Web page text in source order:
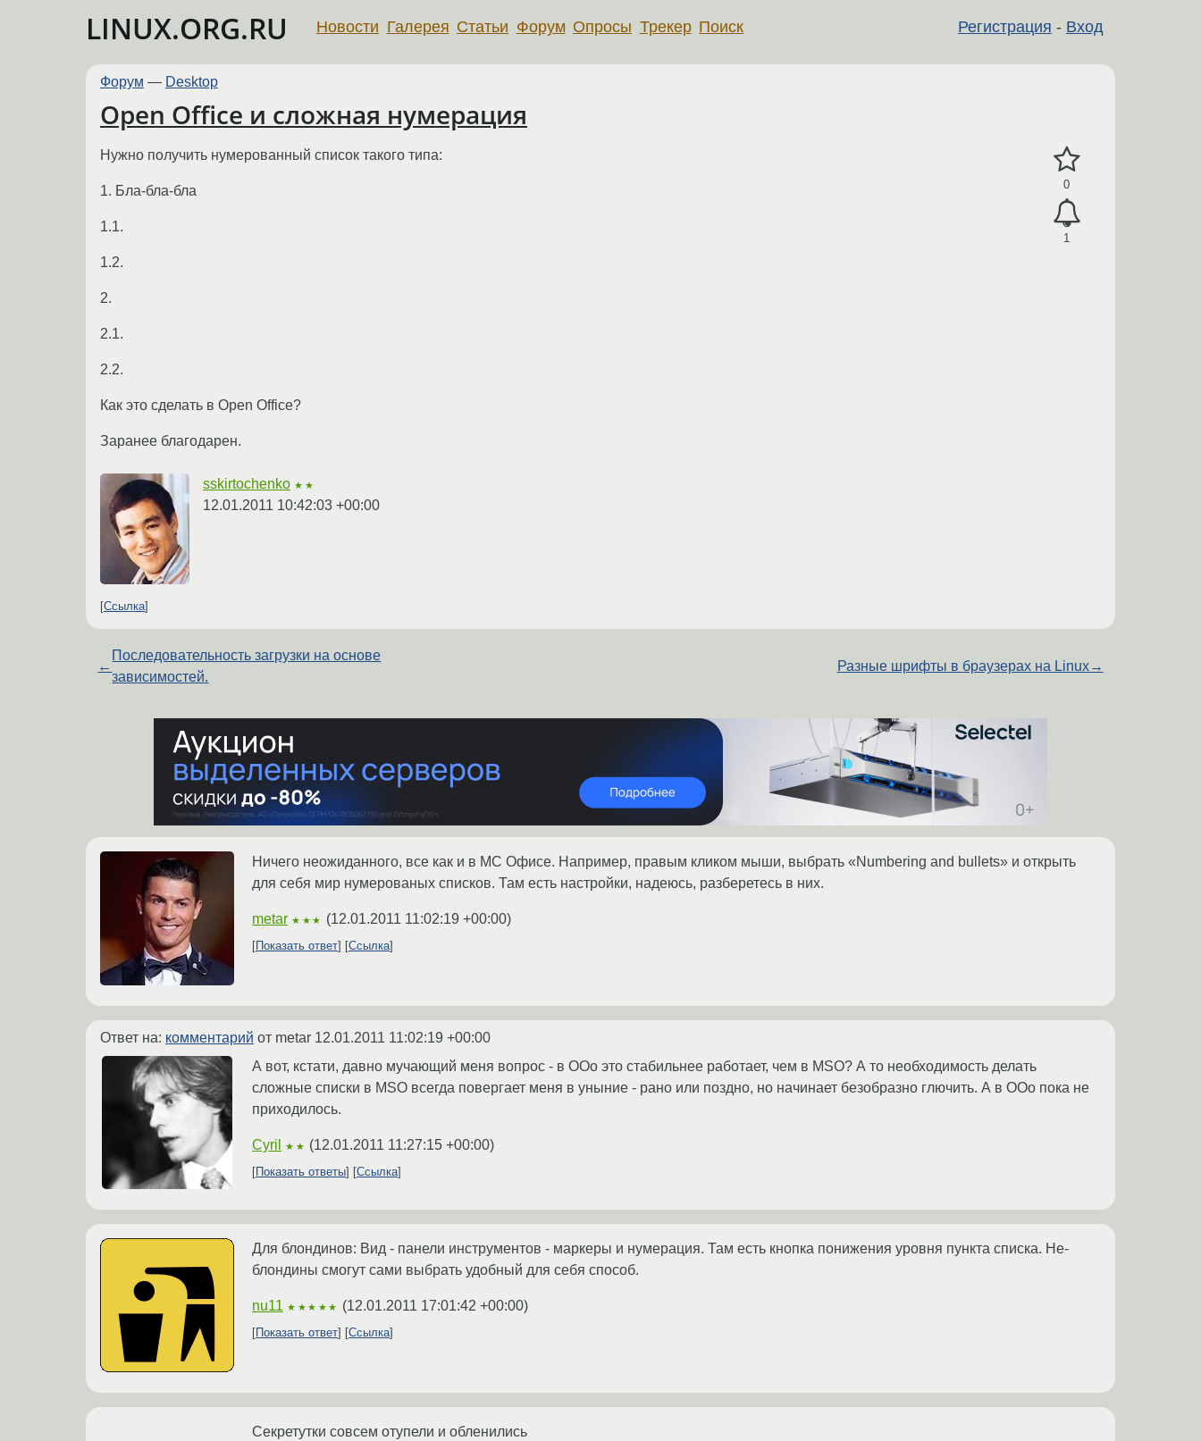
LINUX.ORG.RU Регистрация - Вход
Новости Галерея Статьи Форум Опросы Трекер Поиск
Форум — Desktop
Open Office и сложная нумерация
0
1
Нужно получить нумерованный список такого типа:
1. Бла-бла-бла
1.1.
1.2.
2.
2.1.
2.2.
Как это сделать в Open Office?
Заранее благодарен.
sskirtochenko ★★
12.01.2011 10:42:03 +00:00
Ссылка
←
Последовательность загрузки на основе
зависимостей.
Разные шрифты в браузерах на Linux→
Ничего неожиданного, все как и в МС Офисе. Например, правым кликом мыши, выбрать «Numbering and bullets» и открыть
для себя мир нумерованых списков. Там есть настройки, надеюсь, разберетесь в них.
metar ★★★ (12.01.2011 11:02:19 +00:00)
Показать ответ Ссылка
Ответ на: комментарий от metar 12.01.2011 11:02:19 +00:00
А вот, кстати, давно мучающий меня вопрос - в OOo это стабильнее работает, чем в MSO? А то необходимость делать
сложные списки в MSO всегда повергает меня в уныние - рано или поздно, но начинает безобразно глючить. А в OOo пока не
приходилось.
Cyril ★★ (12.01.2011 11:27:15 +00:00)
Показать ответы Ссылка
Для блондинов: Вид - панели инструментов - маркеры и нумерация. Там есть кнопка понижения уровня пункта списка. Не-
блондины смогут сами выбрать удобный для себя способ.
nu11 ★★★★★ (12.01.2011 17:01:42 +00:00)
Показать ответ Ссылка
Секретутки совсем отупели и обленились